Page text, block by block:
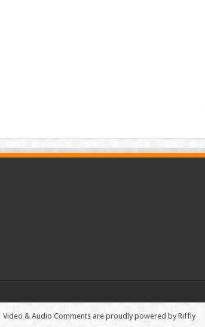
Video & Audio Comments are proudly powered by Riffly